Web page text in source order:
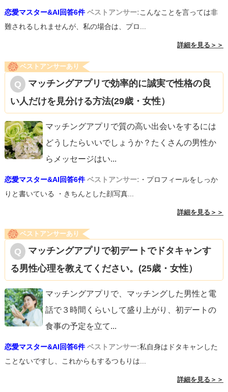
恋愛マスター&AI回答6件 ベストアンサー:こんなことを言っては非
難されるしれませんが、私の場合は、プロ...
詳細を見る＞＞
ベストアンサーあり
マッチングアプリで効率的に誠実で性格の良
い人だけを見分ける方法(29歳・女性）
マッチングアプリで質の高い出会いをするには
どうしたらいいでしょうか？たくさんの男性か
らメッセージはい...
恋愛マスター&AI回答6件 ベストアンサー: ・プロフィールをしっか
りと書いている ・きちんとした顔写真...
詳細を見る＞＞
ベストアンサーあり
マッチングアプリで初デートでドタキャンす
る男性心理を教えてください。(25歳・女性）
マッチングアプリで、マッチングした男性と電
話で３時間くらいして盛り上がり、初デートの
食事の予定を立て...
恋愛マスター&AI回答6件 ベストアンサー:私自身はドタキャンした
ことないですし、これからもするつもりは...
詳細を見る＞＞